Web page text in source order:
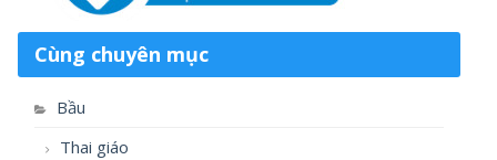
Cùng chuyên mục
Bầu
Thai giáo